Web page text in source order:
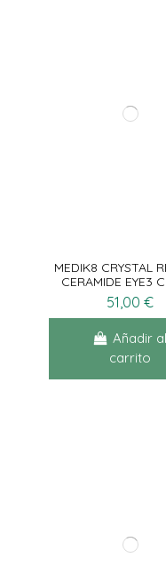
MEDIK8 CRYSTAL
CERAMIDE EYE3
15ML
51,00 €
Añadir al
carrito